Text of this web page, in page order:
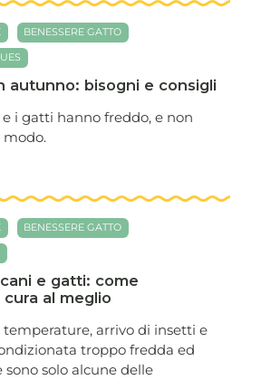
BENESSERE GATTO
autunno: bisogni e consigli
i gatti hanno freddo, e non
modo.
BENESSERE GATTO
e gatti: come
al meglio
arrivo di insetti e
troppo fredda ed
solo alcune delle